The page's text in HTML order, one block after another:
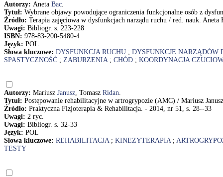
Autorzy: Aneta Bac.
Tytuł: Wybrane objawy powodujące ograniczenia funkcjonalne osób z
Źródło: Terapia zajęciowa w dysfunkcjach narządu ruchu / red. nauk.
Uwagi: Bibliogr. s. 223-228
ISBN: 978-83-200-5480-4
Język: POL
Słowa kluczowe: DYSFUNKCJA RUCHU ; DYSFUNKCJE NARZĄDÓW
SPASTYCZNOŚĆ ; ZABURZENIA; CHÓD ; KOORDYNACJA
Autorzy: Mariusz Janusz, Tomasz Ridan.
Tytuł: Postępowanie rehabilitacyjne w artrogrypozie (AMC) / Mariusz
Źródło: Praktyczna Fizjoterapia & Rehabilitacja. - 2014, nr 51, s. 28--33
Uwagi: 2 ryc.
Uwagi: Bibliogr. s. 32-33
Język: POL
Słowa kluczowe: REHABILITACJA; KINEZYTERAPIA;
TESTY